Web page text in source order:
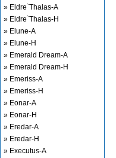
» Eldre`Thalas-A
» Eldre`Thalas-H
» Elune-A
» Elune-H
» Emerald Dream-A
» Emerald Dream-H
» Emeriss-A
» Emeriss-H
» Eonar-A
» Eonar-H
» Eredar-A
» Eredar-H
» Executus-A